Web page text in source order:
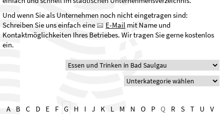
Und wenn Sie als Unternehmen noch nicht eingetragen sind:
Schreiben Sie uns einfach eine
E-Mail mit Name und
Kontaktmöglichkeiten Ihres Betriebes. Wir tragen Sie gerne kostenlos
ein.
A B C D E F G H I J K L M N O P Q R S T U
V